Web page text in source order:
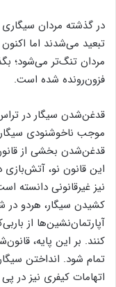
در گذشته مردان
تبعید می‌شدند اما
مردان تنگ‌تر می‌شود؛
فزون‌رونده شده است.
قدغن‌شدن سیگار در
موجب ناخوشنودی
قدغن‌شدن بخشی از
این قانون نو، آتش‌بازی
نیز غیرقانونی دانسته
کشیدن سیگار، هردو در
آپارتمان‌نشین‌ها از
کنند. بر این پایه،
تمام شود. انداختن
اتهامات کیفری نیز در